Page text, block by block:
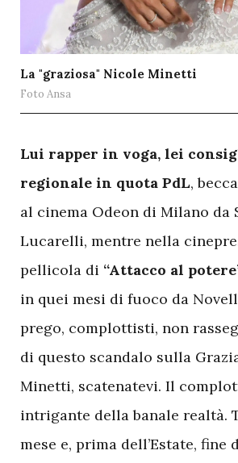
La "graziosa" Nicole Minetti
Foto Ansa
Lui rapper in voga, lei
regionale in quota PdL,
al cinema Odeon di Milano da
Lucarelli, mentre nella
pellicola di “Attacco al
in quei mesi di fuoco da
prego, complottisti, non
di questo scandalo sulla
Minetti, scatenatevi. Il
intrigante della banale realtà.
mese e, prima dell’Estate, fine